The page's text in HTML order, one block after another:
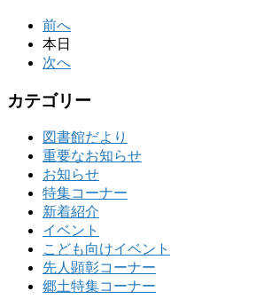
前へ
本日
次へ
カテゴリー
図書館だより
重要なお知らせ
お知らせ
特集コーナー
新着紹介
イベント
こども向けイベント
先人顕彰コーナー
郷土特集コーナー